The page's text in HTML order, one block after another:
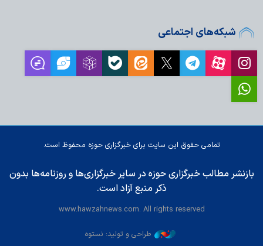
شبکه‌های اجتماعی
تمامی حقوق این سایت برای خبرگزاری حوزه محفوظ است.
بازنشر مطالب خبرگزاری حوزه در سایر خبرگزاری‌ها و روزنامه‌ها بدون
ذکر منبع آزاد است.
www.hawzahnews.com. All rights reserved
طراحی و تولید: نستوه